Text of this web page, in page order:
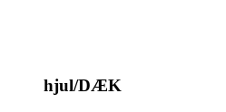
hjul/DÆK